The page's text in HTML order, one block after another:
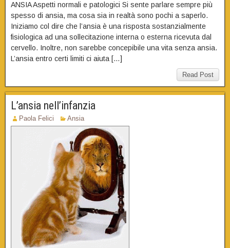
ANSIA Aspetti normali e patologici Si sente parlare sempre più
spesso di ansia, ma cosa sia in realtà sono pochi a saperlo.
Iniziamo col dire che l’ansia è una risposta sostanzialmente
fisiologica ad una sollecitazione interna o esterna ricevuta dal
cervello. Inoltre, non sarebbe concepibile una vita senza ansia.
L’ansia entro certi limiti ci aiuta […]
Read Post
L’ansia nell’infanzia
Paola Felici Ansia